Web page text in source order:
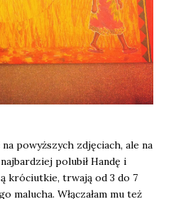
powyższych zdjęciach, ale na
polubił Handę i
króciutkie, trwają od 3 do 7
malucha. Włączałam mu też